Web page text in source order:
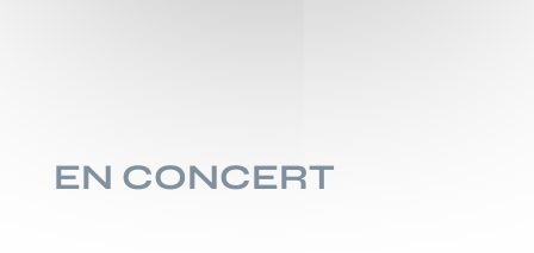
EN CONCERT